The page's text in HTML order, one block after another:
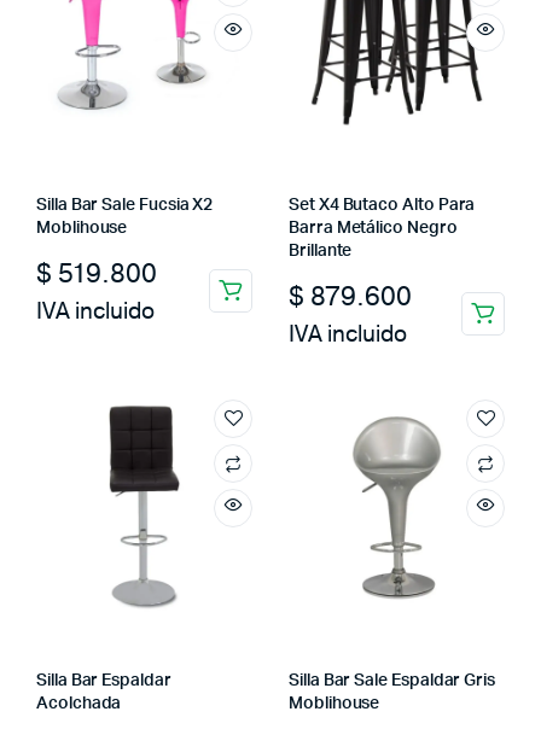
Silla Bar Sale Fucsia X2
Moblihouse
$ 519.800
IVA incluido
Set X4 Butaco Alto Para
Barra Metálico Negro
Brillante
$ 879.600
IVA incluido
Silla Bar Espaldar
Acolchada
Silla Bar Sale Espaldar Gris
Moblihouse